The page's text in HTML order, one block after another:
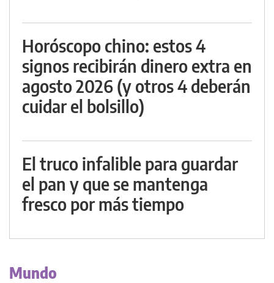
Horóscopo chino: estos 4
signos recibirán dinero extra en
agosto 2026 (y otros 4 deberán
cuidar el bolsillo)
El truco infalible para guardar
el pan y que se mantenga
fresco por más tiempo
Mundo